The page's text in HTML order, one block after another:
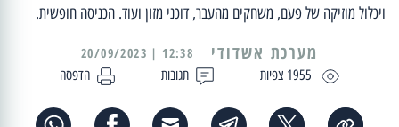
ויכלול מוזיקה של פעם, משחקים מהעבר, דוכני מזון ועוד. הכניסה חופשית.
1955 צפיות תגובות הדפסה
מערכת אשדודי 12:38 | 20/09/2023